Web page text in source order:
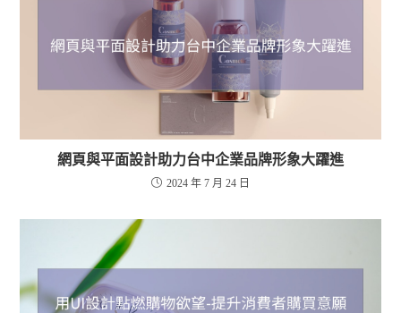
網頁與平面設計助力台中企業品牌形象大躍進
2024 年 7 月 24 日